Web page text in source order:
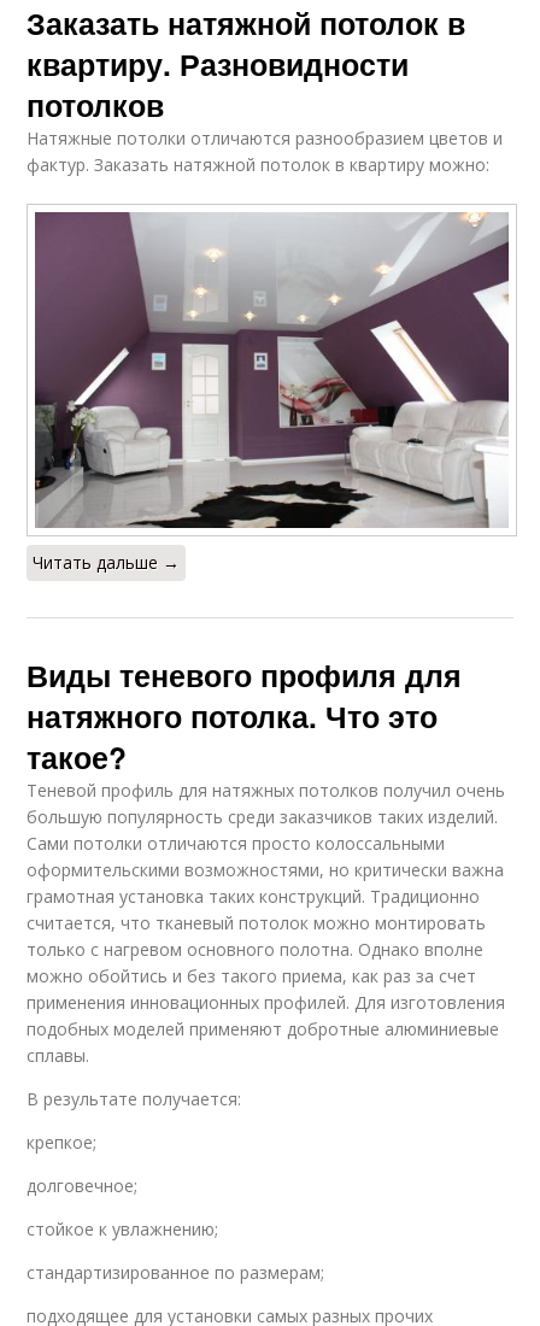
Заказать натяжной потолок в
квартиру. Разновидности
потолков
Натяжные потолки отличаются разнообразием цветов и
фактур. Заказать натяжной потолок в квартиру можно:
Читать дальше →
Виды теневого профиля для
натяжного потолка. Что это
такое?
Теневой профиль для натяжных потолков получил очень
большую популярность среди заказчиков таких изделий.
Сами потолки отличаются просто колоссальными
оформительскими возможностями, но критически важна
грамотная установка таких конструкций. Традиционно
считается, что тканевый потолок можно монтировать
только с нагревом основного полотна. Однако вполне
можно обойтись и без такого приема, как раз за счет
применения инновационных профилей. Для изготовления
подобных моделей применяют добротные алюминиевые
сплавы.
В результате получается:
крепкое;
долговечное;
стойкое к увлажнению;
стандартизированное по размерам;
подходящее для установки самых разных прочих